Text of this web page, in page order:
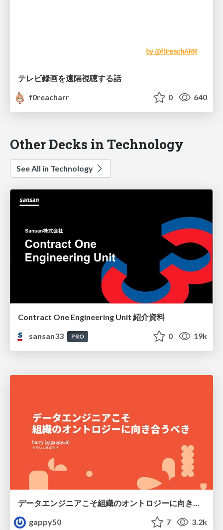
テレビ録画を遠隔視聴する話
f0reacharr
0 640
Other Decks in Technology
See All in Technology
Contract One Engineering Unit 紹介資料
sansan33
PRO 0 19k
gappy50
7 3.2k